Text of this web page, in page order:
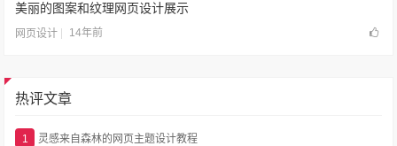
美丽的图案和纹理网页设计展示
网页设计 14年前
热评文章
1 灵感来自森林的网页主题设计教程